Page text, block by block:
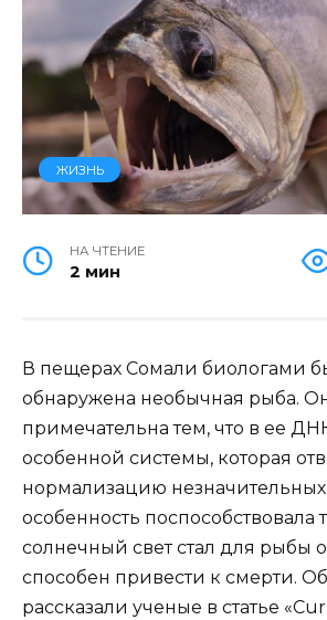
ЖИЗНЬ
НА ЧТЕНИЕ
2 мин
В пещерах Сомали биологами
обнаружена необычная рыба.
примечательна тем, что в ее
особенной системы, которая
нормализацию незначительных
особенность поспособствовала
солнечный свет стал для рыбы
способен привести к смерти.
рассказали ученые в статье